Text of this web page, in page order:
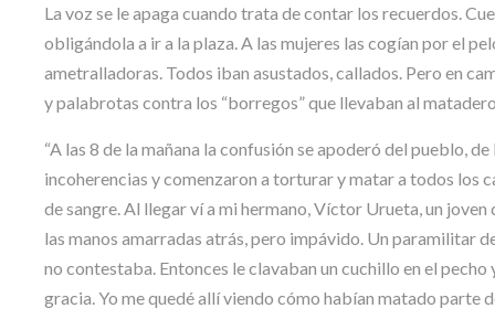
La voz se le apaga cuando trata de contar los recuerdos.
obligándola a ir a la plaza. A las mujeres las cogían por el
ametralladoras. Todos iban asustados, callados. Pero en
y palabrotas contra los “borregos” que llevaban al
“A las 8 de la mañana la confusión se apoderó del pueblo,
incoherencias y comenzaron a torturar y matar a todos los
de sangre. Al llegar ví a mi hermano, Víctor Urueta, un
las manos amarradas atrás, pero impávido. Un paramilitar
no contestaba. Entonces le clavaban un cuchillo en el
gracia. Yo me quedé allí viendo cómo habían matado parte